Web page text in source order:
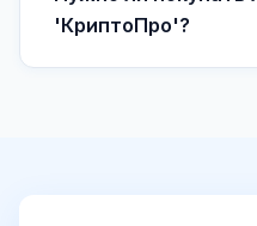
'КриптоПро'?